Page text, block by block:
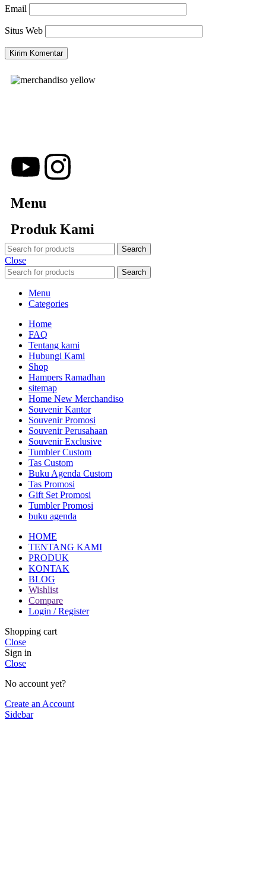
Email
Situs Web
Menu
Produk Kami
Search
Close
Search
Menu
Categories
Home
FAQ
Tentang kami
Hubungi Kami
Shop
Hampers Ramadhan
sitemap
Home New Merchandiso
Souvenir Kantor
Souvenir Promosi
Souvenir Perusahaan
Souvenir Exclusive
Tumbler Custom
Tas Custom
Buku Agenda Custom
Tas Promosi
Gift Set Promosi
Tumbler Promosi
buku agenda
HOME
TENTANG KAMI
PRODUK
KONTAK
BLOG
Wishlist
Compare
Login / Register
Shopping cart
Close
Sign in
Close
No account yet?
Create an Account
Sidebar